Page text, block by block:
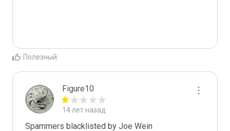
Полезный
Figure10
14 лет назад
Spammers blacklisted by Joe Wein